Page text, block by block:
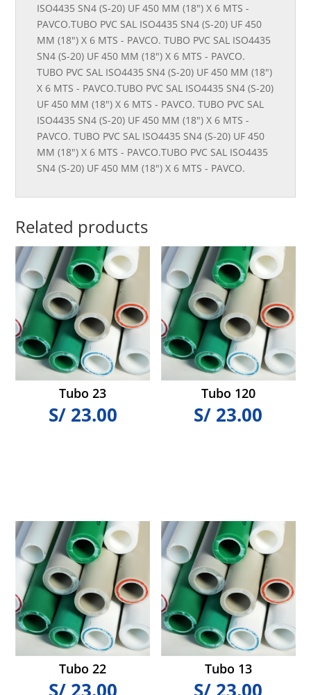
ISO4435 SN4 (S-20) UF 450 MM (18") X 6 MTS -
PAVCO.TUBO PVC SAL ISO4435 SN4 (S-20) UF 450
MM (18") X 6 MTS - PAVCO. TUBO PVC SAL ISO4435
SN4 (S-20) UF 450 MM (18") X 6 MTS - PAVCO.
TUBO PVC SAL ISO4435 SN4 (S-20) UF 450 MM (18")
X 6 MTS - PAVCO.TUBO PVC SAL ISO4435 SN4 (S-20)
UF 450 MM (18") X 6 MTS - PAVCO. TUBO PVC SAL
ISO4435 SN4 (S-20) UF 450 MM (18") X 6 MTS -
PAVCO. TUBO PVC SAL ISO4435 SN4 (S-20) UF 450
MM (18") X 6 MTS - PAVCO.TUBO PVC SAL ISO4435
SN4 (S-20) UF 450 MM (18") X 6 MTS - PAVCO.
Related products
Tubo 23
S/23.00
Tubo 120
S/ 23.00
Tubo 22 Tubo 13